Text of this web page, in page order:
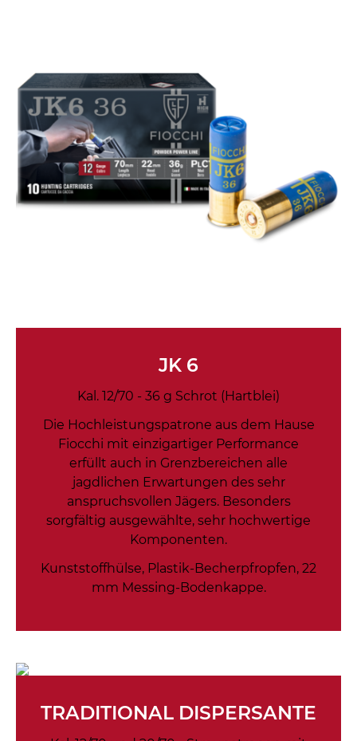
JK 6
Kal. 12/70 - 36 g Schrot (Hartblei)
Die Hochleistungspatrone aus dem Hause
Fiocchi mit einzigartiger Performance
erfüllt auch in Grenzbereichen alle
jagdlichen Erwartungen des sehr
anspruchsvollen Jägers. Besonders
sorgfältig ausgewählte, sehr hochwertige
Komponenten.
Kunststoffhülse, Plastik-Becherpfropfen, 22
mm Messing-Bodenkappe.
TRADITIONAL DISPERSANTE